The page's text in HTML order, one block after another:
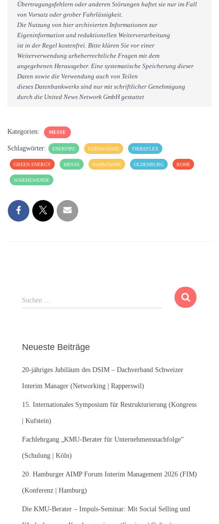
Übertragungsfehlern oder anderen Störungen haftet sie nur im Fall
von Vorsatz oder grober Fahrlässigkeit.
Die Nutzung von hier archivierten Informationen zur
Eigeninformation und redaktionellen Weiterverarbeitung
ist in der Regel kostenfrei. Bitte klären Sie vor einer
Weiterverwendung urheberrechtliche Fragen mit dem
angegebenen Herausgeber. Eine systematische Speicherung dieser
Daten sowie die Verwendung auch von Teilen
dieses Datenbankwerks sind nur mit schriftlicher Genehmigung
durch die United News Network GmbH gestattet
Kategorien: MESSE
Schlagwörter: ENERPIPE FERNWÄRME FIBREFLEX
GREEN ENERGY MESSE NAHWÄRME OLDENBURG ROHR
WÄRMEWENDE
S
u
n
a
c
:
Suchen …
Neueste Beiträge
20-jähriges Jubiläum des DSIM – Dachverband Schweizer
Interim Manager (Networking | Rapperswil)
15. Internationales Symposium für Restrukturierung (Kongress
| Kufstein)
Fachlehrgang „KMU-Berater für Unternehmensnachfolge“
(Schulung | Köln)
20. Hamburger AIMP Forum Interim Management 2026 (FIM)
(Konferenz | Hamburg)
Die KMU-Berater – Impuls-Seminar: Mit Social Selling und